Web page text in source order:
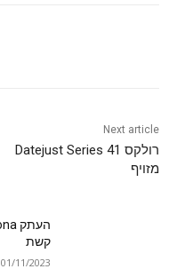
Next article
רולקס Datejust Series 41
מזויף
קשת
01/11/2023